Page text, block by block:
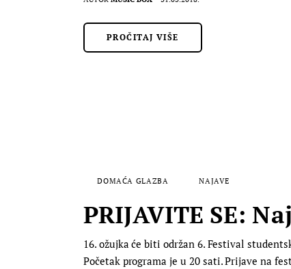
PROČITAJ VIŠE
DOMAĆA GLAZBA NAJAVE
PRIJAVITE SE:
16. ožujka će biti održan 6. Festival
Početak programa je u 20 sati. Prijave na